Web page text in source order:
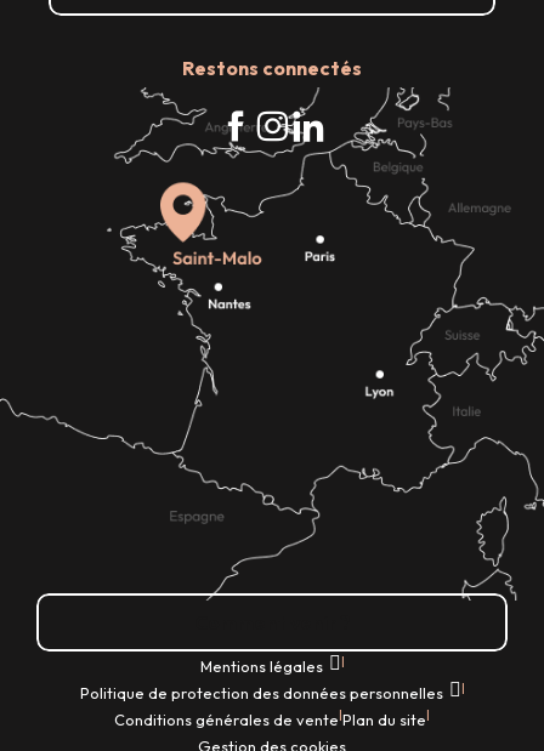
Restons connectés
Mentions légales |
Politique de protection des données personnelles |
Conditions générales de vente|Plan du site|
Gestion des cookies